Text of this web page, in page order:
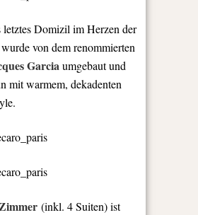
letztes Domizil im Herzen der
von dem renommierten
Garciaumgebaut und
mit warmem, dekadenten
(inkl. 4 Suiten) ist